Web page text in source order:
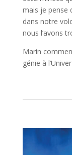
mais je pense
dans notre
nous l’avons
Marin
génie à